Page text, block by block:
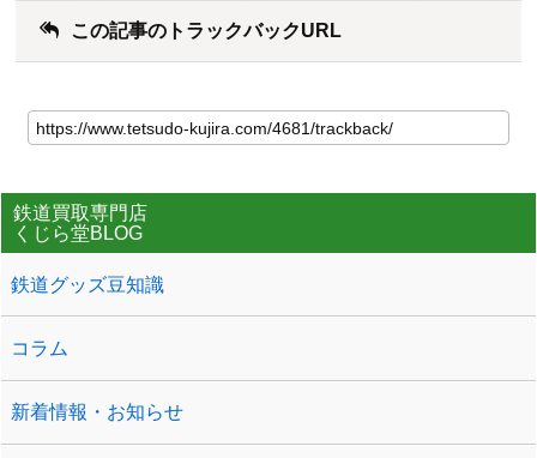
この記事のトラックバックURL
鉄道買取専門店
くじら堂BLOG
鉄道グッズ豆知識
コラム
新着情報・お知らせ